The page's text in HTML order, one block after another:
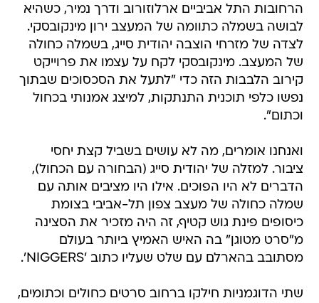
הרחובות התל אביביים ארלוזורוב ודרך נמיר, כשהיא
לבושה בשמלה כתוומה של המעצב ירון מינקובסקי.
לצדה של מזרחי הוצבה יהודית סייג, בשמלה כחולה
של המעצב. מינקובסקי לקח על עצמו את פרוייקט
קירוב הלבבות הזה כדי "לתעל את הסכסוכים שבתוך
נפשו כלפי תוכנית התנתקות, למיצג אמנותי בכחול
וכתום".
ואנחנו אומרים, מה לא עושים בשביל קצת יחסי
ציבור. למזלה של יהודית סייג (הבחורה עם הכחול),
הדברים לא היו הפוכים. אילו היו מציבים אותה עם
שמלה כחולה של מעצב צפון תל-אביבי בצומת
כיסופים פינת גוש קטיף, זה היה מזכיר את הסצינה
מ"סרט מטוגן" בה האיש האמיץ ביותר בעולם
מסתובב בהארלם עם שלט שעליו כתוב 'NIGGERS'.
שתי הדוגמניות חילקו ברחוב סרטים כחולים וכתומים,